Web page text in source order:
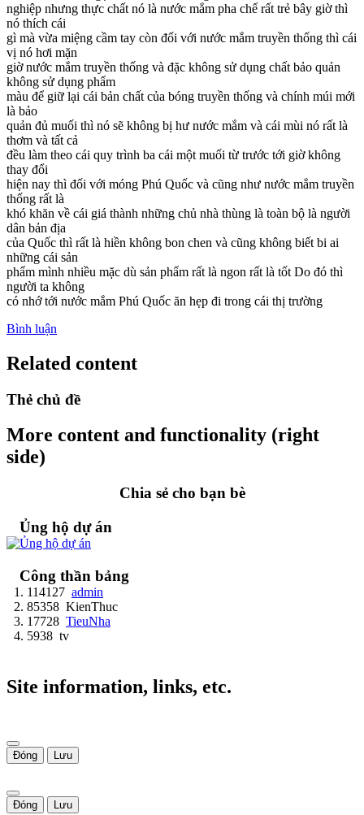
nghiệp nhưng thực chất nó là nước mắm pha chế rất trẻ bây giờ thì
nó thích cái
gì mà vừa miệng cầm tay còn đối với nước mắm truyền thống thì cái
vị nó hơi mặn
giờ nước mắm truyền thống và đặc không sử dụng chất bảo quản
không sử dụng phẩm
màu để giữ lại cái bản chất của bóng truyền thống và chính múi mới
là bảo
quản đủ muối thì nó sẽ không bị hư nước mắm và cái mùi nó rất là
thơm và tất cả
đều làm theo cái quy trình ba cái một muối từ trước tới giờ không
thay đổi
hiện nay thì đối với móng Phú Quốc và cũng như nước mắm truyền
thống rất là
khó khăn về cái giá thành những chủ nhà thùng là toàn bộ là người
dân bản địa
của Quốc thì rất là hiền không bon chen và cũng không biết bi ai
những cái sản
phẩm mình nhiều mặc dù sản phẩm rất là ngon rất là tốt Do đó thì
người ta không
có nhớ tới nước mắm Phú Quốc ăn hẹp đi trong cái thị trường
Bình luận
Related content
Thẻ chủ đề
More content and functionality (right
side)
Chia sẻ cho bạn bè
Ủng hộ dự án
Công thần bảng
114127 admin
85358 KienThuc
17728 TieuNha
5938 tv
Site information, links, etc.
Đóng Lưu
Đóng Lưu